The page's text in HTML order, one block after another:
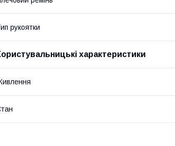
рукоятки
характеристики